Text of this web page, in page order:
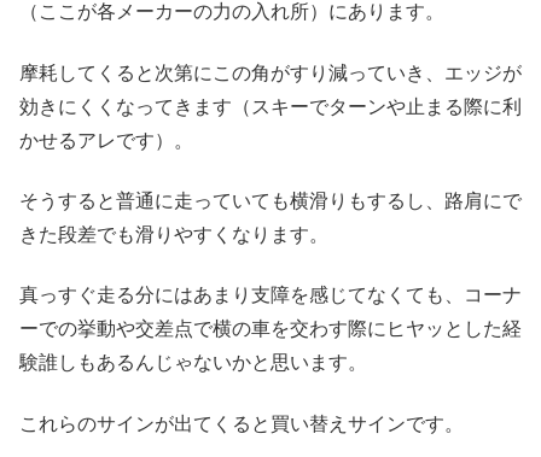
（ここが各メーカーの力の入れ所）にあります。
摩耗してくると次第にこの角がすり減っていき、エッジが
効きにくくなってきます（スキーでターンや止まる際に利
かせるアレです）。
そうすると普通に走っていても横滑りもするし、路肩にで
きた段差でも滑りやすくなります。
真っすぐ走る分にはあまり支障を感じてなくても、コーナ
ーでの挙動や交差点で横の車を交わす際にヒヤッとした経
験誰しもあるんじゃないかと思います。
これらのサインが出てくると買い替えサインです。